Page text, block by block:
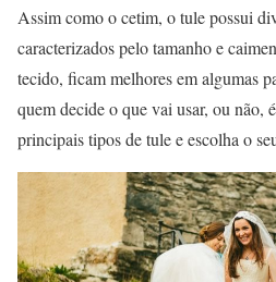
Assim como o cetim, o tule possui
caracterizados pelo tamanho e
tecido, ficam melhores em algumas
quem decide o que vai usar, ou não,
principais tipos de tule e escolha o